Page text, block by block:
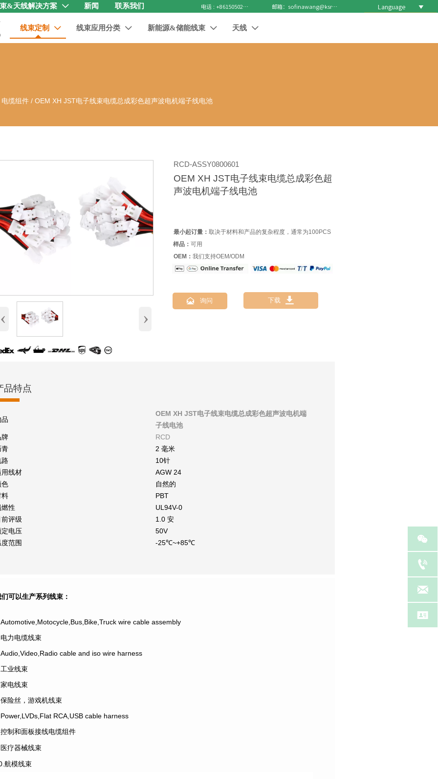
&天线解决方案  新闻 联系我们 电话 : +8615050271688 邮箱：sofinawang@ksrcd.com Language 
线束定制  线束应用分类  新能源&储能线束  天线 
缆组件 /OEM XH JST电子线束电缆总成彩色超声波电机端子线电池
‹ ›
RCD-ASSY0800601
OEM XH JST电子线束电缆总成彩色超
声波电机端子线电池
最小起订量： 取决于材料和产品的复杂程度，通常为100PCS
样品：可用
OEM： 我们支持OEM/ODM
 询问 下载 
品特点
品
OEM XH JST电子线束电缆总成彩色超声波电机端
子线电池
牌
RCD
青
2 毫米
路
10针
用线材
AGW 24
色
自然的
料
PBT
燃性
UL94V-0
前评级
1.0 安
定电压
50V
度范围
-25℃~+85℃
可以生产系列线束：
wire cable assembly
力电缆线束
cable and iso wire harness
业线束
电线束
险丝，游戏机线束
RCA,USB cable harness
制和面板接线电缆组件
疗器械线束
航模线束



